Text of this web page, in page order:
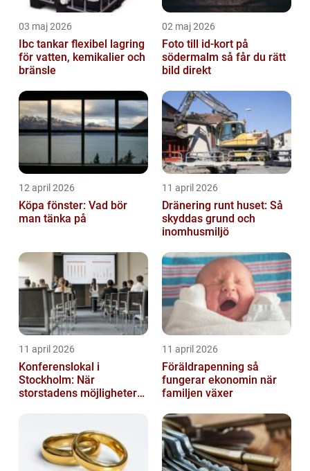
03 maj 2026
Ibc tankar flexibel lagring
för vatten, kemikalier och
bränsle
02 maj 2026
Foto till id-kort på
södermalm så får du rätt
bild direkt
12 april 2026
Köpa fönster: Vad bör
man tänka på
11 april 2026
Dränering runt huset: Så
skyddas grund och
inomhusmiljö
11 april 2026
Konferenslokal i
Stockholm: När
storstadens möjligheter
11 april 2026
Föräldrapenning så
fungerar ekonomin när
familjen växer